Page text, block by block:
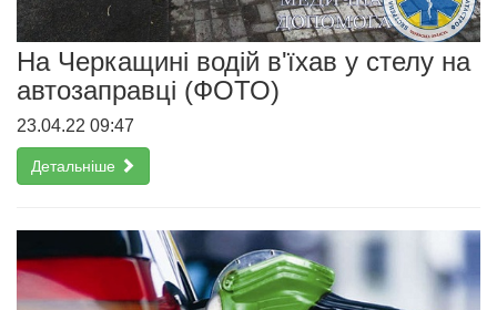
На Черкащині водій в'їхав у стелу на
автозаправці (ФОТО)
23.04.22 09:47
Детальніше